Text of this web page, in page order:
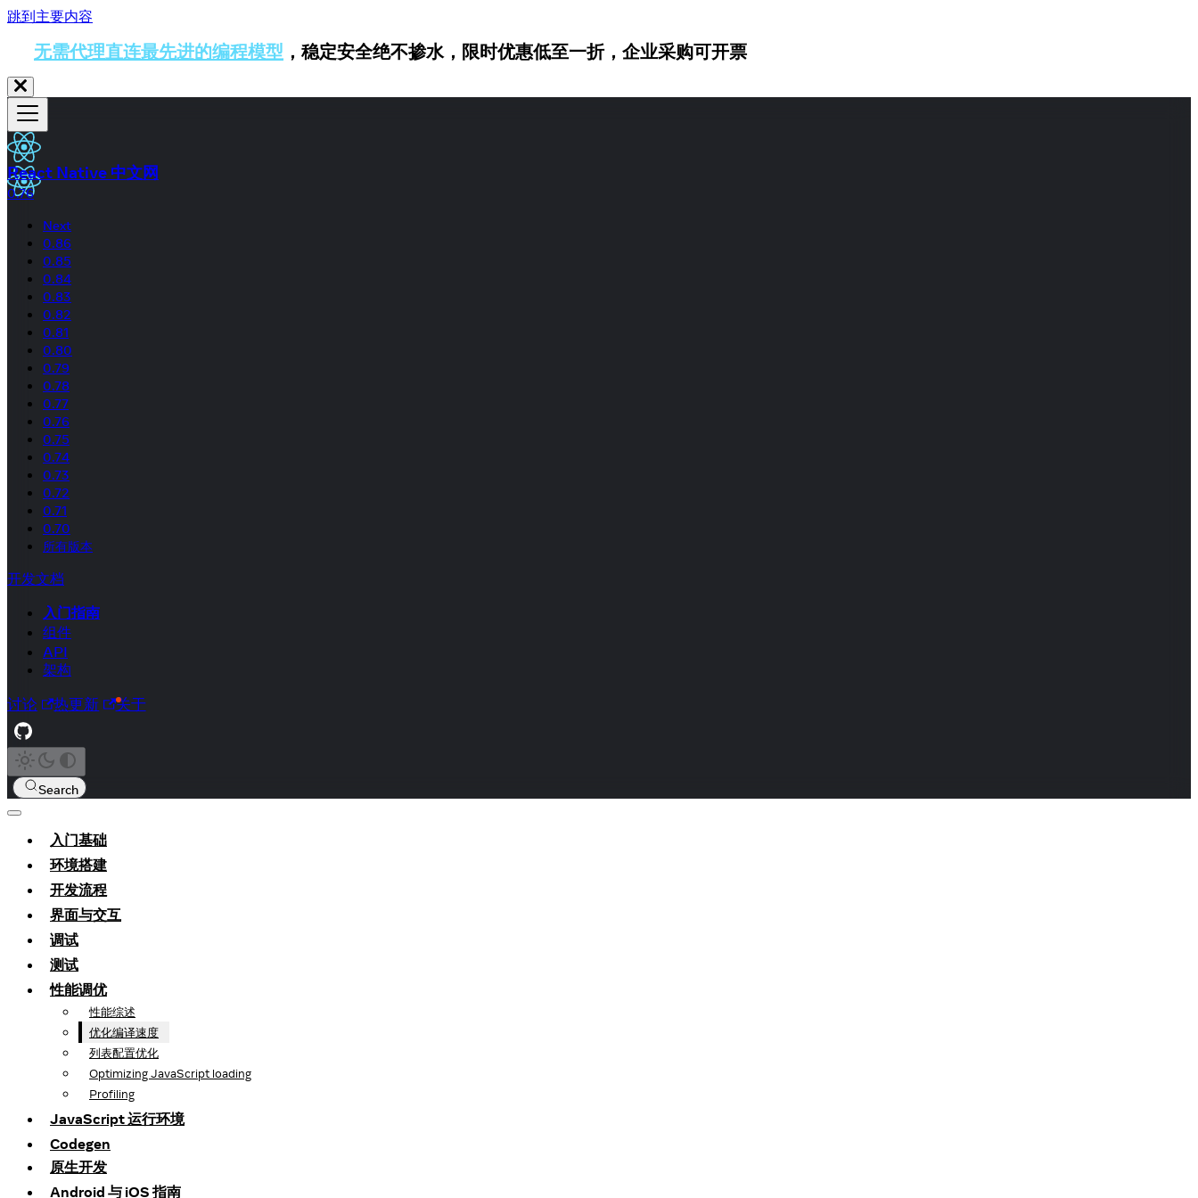
跳到主要内容
无需代理直连最先进的编程模型 ，稳定安全绝不掺水，限时优惠低至一折，企业采购可开票
React Native 中文网
0.76
Next
0.86
0.85
0.84
0.83
0.82
0.81
0.80
0.79
0.78
0.77
0.76
0.75
0.74
0.73
0.72
0.71
0.70
所有版本
开发文档
入门指南
组件
API
架构
讨论 热更新 关于
Search
入门基础
环境搭建
开发流程
界面与交互
调试
测试
性能调优
性能综述
优化编译速度
列表配置优化
Optimizing JavaScript loading
Profiling
JavaScript 运行环境
Codegen
原生开发
Android 与 iOS 指南